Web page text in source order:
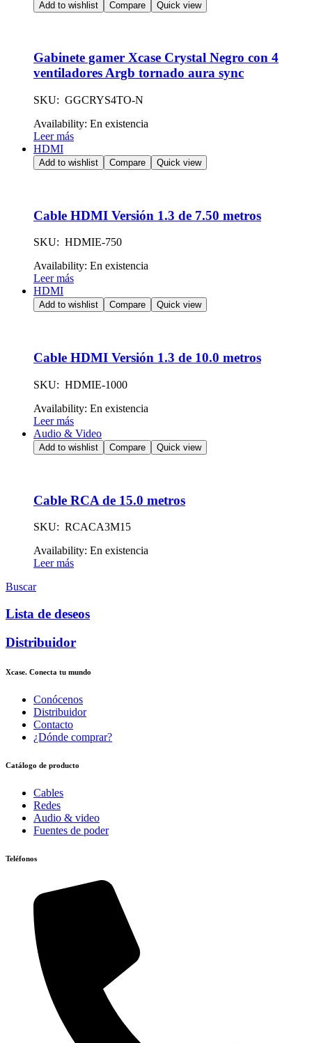
Add to wishlist Compare Quick view
Gabinete gamer Xcase Crystal Negro con 4
ventiladores Argb tornado aura sync
SKU: GGCRYS4TO-N
Availability: En existencia
Leer más
HDMI
Add to wishlist Compare Quick view
Cable HDMI Versión 1.3 de 7.50 metros
SKU: HDMIE-750
Availability: En existencia
Leer más
HDMI
Add to wishlist Compare Quick view
Cable HDMI Versión 1.3 de 10.0 metros
SKU: HDMIE-1000
Availability: En existencia
Leer más
Audio & Video
Add to wishlist Compare Quick view
Cable RCA de 15.0 metros
SKU: RCACA3M15
Availability: En existencia
Leer más
Buscar
Lista de deseos
Distribuidor
Xcase. Conecta tu mundo
Conócenos
Distribuidor
Contacto
¿Dónde comprar?
Catálogo de producto
Cables
Redes
Audio & video
Fuentes de poder
Teléfonos